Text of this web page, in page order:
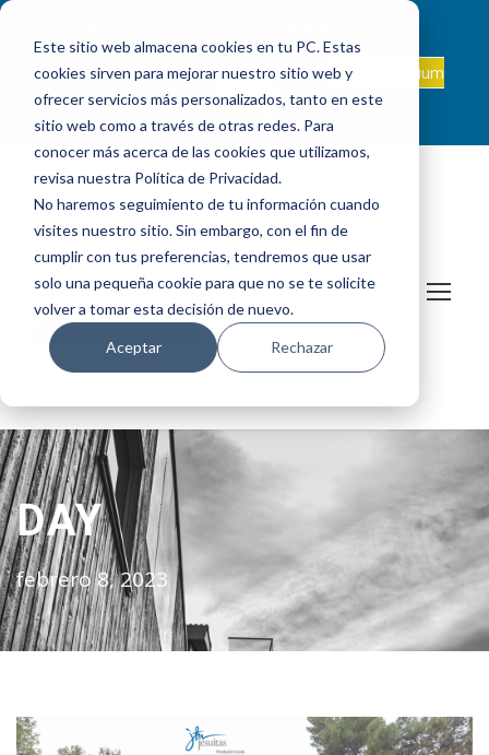
Este sitio web almacena cookies en tu PC. Estas
cookies sirven para mejorar nuestro sitio web y
ofrecer servicios más personalizados, tanto en este
sitio web como a través de otras redes. Para
conocer más acerca de las cookies que utilizamos,
revisa nuestra Política de Privacidad.
No haremos seguimiento de tu información cuando
visites nuestro sitio. Sin embargo, con el fin de
cumplir con tus preferencias, tendremos que usar
solo una pequeña cookie para que no se te solicite
volver a tomar esta decisión de nuevo.
Aceptar Rechazar
ES +34 924 524 001
sanjosevillafranca@fundacionloyola.es | Onda Collegium
Podcast
DAY
febrero 8, 2023